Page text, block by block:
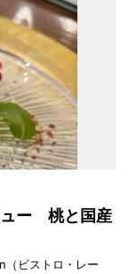
ュー 桃と国産
ビストロ・レー